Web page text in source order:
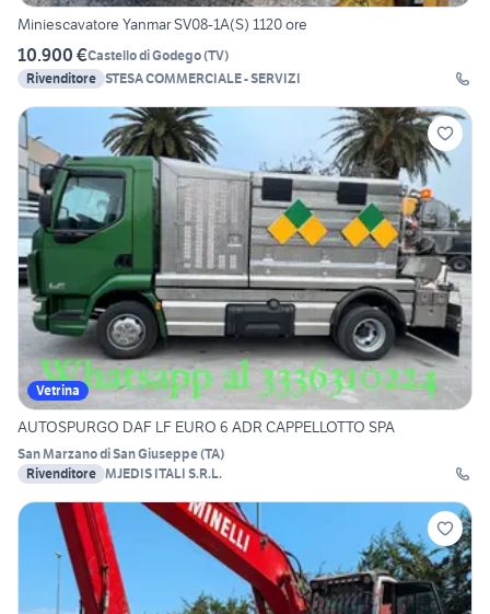
Miniescavatore Yanmar SV08-1A(S) 1120 ore
10.900 €Castello di Godego(TV)
Rivenditore STESA COMMERCIALE - SERVIZI
Vetrina
AUTOSPURGO DAF LF EURO 6 ADR CAPPELLOTTO SPA
San Marzano di San Giuseppe(TA)
Rivenditore MJEDIS ITALI S.R.L.